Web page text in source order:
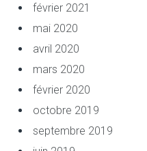
février 2021
mai 2020
avril 2020
mars 2020
février 2020
octobre 2019
septembre 2019